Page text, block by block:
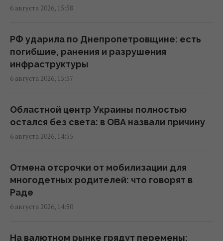
02:52 пятница, 07 августа 2026
Корецкий объявил об увеличении
заработной платы педагогов с 1 сентября
22:53 четверг, 06 августа 2026
стран: Зеленский о создании украинской
баллистики
22:00 четверг, 06 августа 2026
Добраться на "ноль" становится
практически невозможной задачей, –
Business Insider
20:18 четверг, 06 августа 2026
В Польше заговорили о возможности
6 августа 2026, 15:58
РФ ударила по Днепропетровщине: есть
погибшие, ранения и разрушения
инфраструктуры
6 августа 2026, 15:57
Областной центр Украины полностью
остался без света: в ОВА назвали причину
6 августа 2026, 14:55
Отмена отсрочки от мобилизации для
многодетных родителей: что говорят в
Раде
6 августа 2026, 14:50
На валютном рынке грядут перемены: